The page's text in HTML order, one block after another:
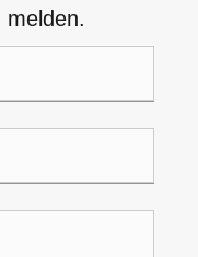
melden.